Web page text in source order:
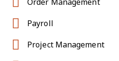
Order Management
Payroll
Project Management